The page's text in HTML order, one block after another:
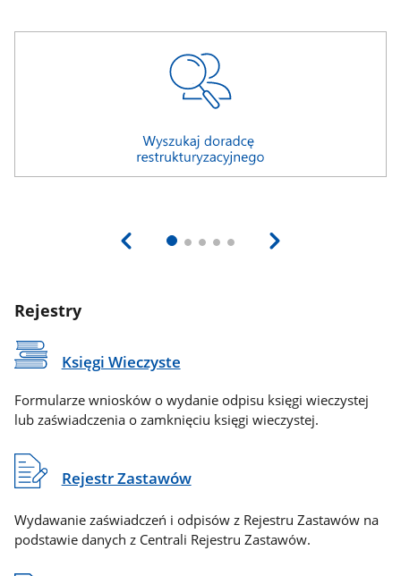
Rejestry
Księgi Wieczyste
Formularze wniosków o wydanie odpisu księgi wieczystej
lub zaświadczenia o zamknięciu księgi wieczystej.
Rejestr Zastawów
Wydawanie zaświadczeń i odpisów z Rejestru Zastawów na
podstawie danych z Centrali Rejestru Zastawów.